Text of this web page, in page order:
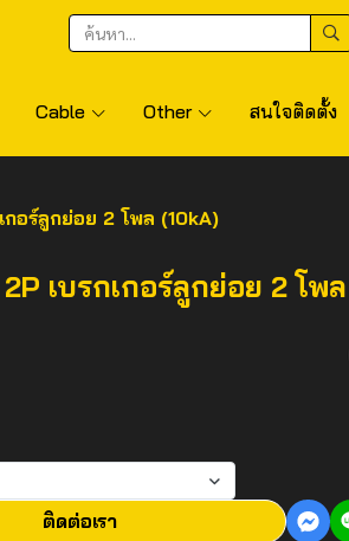
Cable Other สนใจติดตั้ง
กอร์ลูกย่อย 2 โพล (10kA)
เบรกเกอร์ลูกย่อย 2 โพล
ติดต่อเรา